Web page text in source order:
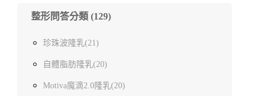
整形問答分類 (129)
珍珠波隆乳(21)
自體脂肪隆乳(20)
Motiva魔滴2.0隆乳(20)